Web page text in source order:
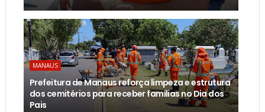
MANAUS
Prefeitura de Manaus reforça limpeza e estrutura
dos cemitérios para receber famílias no Dia dos
Pais